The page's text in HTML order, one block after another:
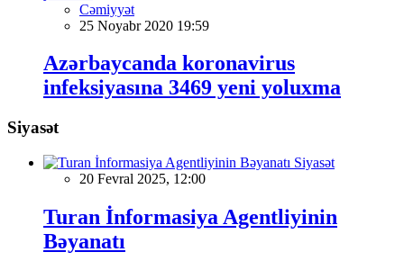
Cəmiyyət
25 Noyabr 2020 19:59
Azərbaycanda koronavirus
infeksiyasına 3469 yeni yoluxma
Siyasət
Siyasət
20 Fevral 2025, 12:00
Turan İnformasiya Agentliyinin
Bəyanatı